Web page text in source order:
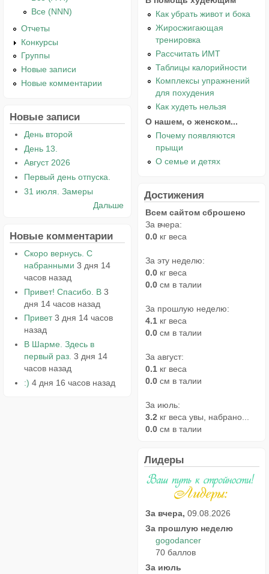
Все (NNN)
Отчеты
Конкурсы
Группы
Новые записи
Новые комментарии
Новые записи
День второй
День 13.
Август 2026
Первый день отпуска.
31 июля. Замеры
Дальше
Новые комментарии
Скоро вернусь. С
набранными 3 дня 14
часов назад
Привет! Спасибо. В 3
дня 14 часов назад
Привет 3 дня 14 часов
назад
В Шарме. Здесь в
первый раз. 3 дня 14
часов назад
:) 4 дня 16 часов назад
Как убрать живот и бока
Жиросжигающая
тренировка
Рассчитать ИМТ
Таблицы калорийности
Комплексы упражнений
для похудения
Как худеть нельзя
О нашем, о женском...
Почему появляются
прыщи
О семье и детях
Достижения
Всем сайтом сброшено
За вчера:
0.0 кг веса
За эту неделю:
0.0 кг веса
0.0 см в талии
За прошлую неделю:
4.1 кг веса
0.0 см в талии
За август:
0.1 кг веса
0.0 см в талии
За июль:
3.2 кг веса увы, набрано...
0.0 см в талии
Лидеры
За вчера, 09.08.2026
За прошлую неделю
gogodancer
70 баллов
За июль